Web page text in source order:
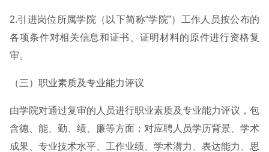
2.引进岗位所属学院（以下简称“学院”）工作人员按公布的
各项条件对相关信息和证书、证明材料的原件进行资格复
审。
（三）职业素质及专业能力评议
由学院对通过复审的人员进行职业素质及专业能力评议，包
含德、能、勤、绩、廉等方面；对应聘人员学历背景、学术
成果、专业技术水平、工作业绩、学术潜力、表达能力、思